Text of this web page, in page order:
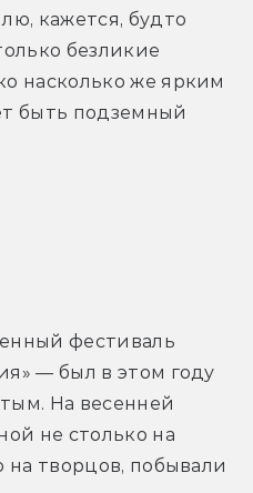
кажется, будто
безликие
насколько же ярким
быть подземный
фестиваль
— был в этом году
На весенней
не столько на
на творцов, побывали